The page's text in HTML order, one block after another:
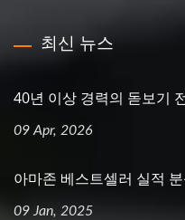
최신 뉴스
40년 이상 경력의 돋보기
09 Apr, 2026
아마존 베스트셀러 실적
09 Jan, 2025